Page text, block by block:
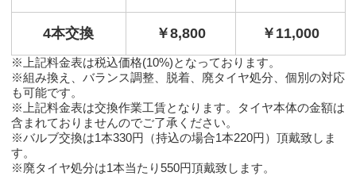
4本交換 ￥8,800 ￥11,000
※上記料金表は税込価格(10%)となっております。
※組み換え、バランス調整、脱着、廃タイヤ処分、個別の対応
も可能です。
※上記料金表は交換作業工賃となります。タイヤ本体の金額は
含まれておりませんのでご了承ください。
※バルブ交換は1本330円（持込の場合1本220円）頂戴致しま
す。
※廃タイヤ処分は1本当たり550円頂戴致します。